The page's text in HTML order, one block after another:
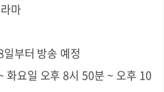
마
부터 방송 예정
화요일 오후 8시 50분 ~ 오후 10